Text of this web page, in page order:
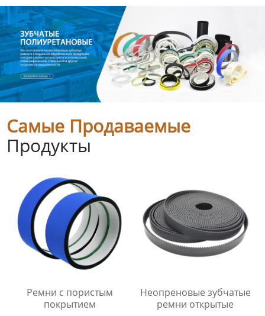
Самые Продаваемые
Продукты
Ремни с пористым
покрытием
Неопреновые зубчатые
ремни открытые